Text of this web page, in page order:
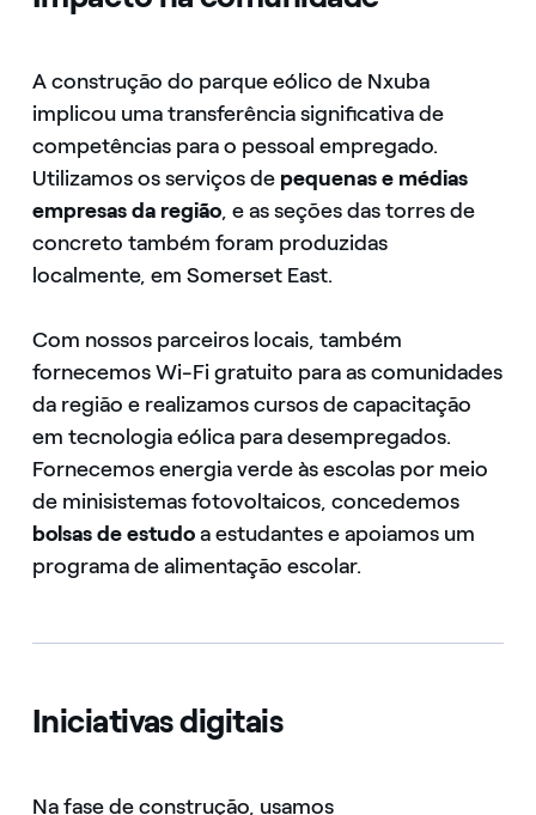
A construção do parque eólico de Nxuba
implicou uma transferência significativa de
competências para o pessoal empregado.
Utilizamos os serviços de pequenas e médias
empresas da região, e as seções das torres de
concreto também foram produzidas
localmente, em Somerset East.
Com nossos parceiros locais, também
fornecemos Wi-Fi gratuito para as comunidades
da região e realizamos cursos de capacitação
em tecnologia eólica para desempregados.
Fornecemos energia verde às escolas por meio
de minisistemas fotovoltaicos, concedemos
bolsas de estudoa estudantes e apoiamos um
programa de alimentação escolar.
Iniciativas digitais
Na fase de construção, usamos